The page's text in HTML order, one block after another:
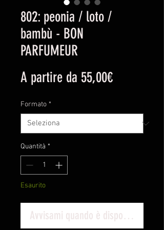
802: peonia / loto /
bambù - BON
PARFUMEUR
A partire da 55,00€Prezzo
Formato *
Quantità *
Esaurito
Avvisami quando è disponibile